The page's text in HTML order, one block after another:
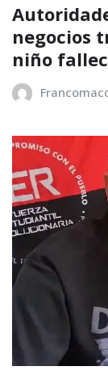
negocios
niño